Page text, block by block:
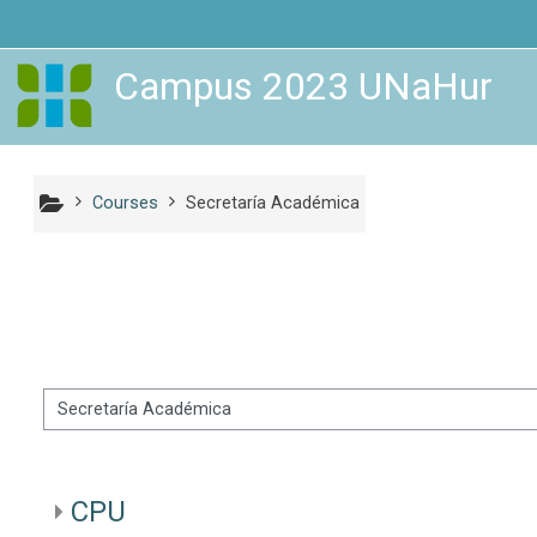
Campus 2023 UNaHur
Courses Secretaría Académica
categories
CPU